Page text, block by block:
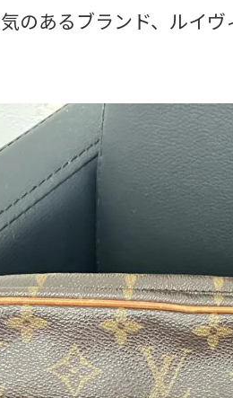
のあるブランド、ルイヴ